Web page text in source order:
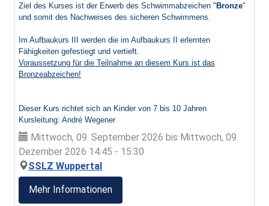
Ziel des Kurses ist der Erwerb des Schwimmabzeichen "Bronze"
und somit des Nachweises des sicheren Schwimmens.
Im Aufbaukurs III werden die im Aufbaukurs II erlernten
Fähigkeiten gefestiegt und vertieft.
Voraussetzung für die Teilnahme an diesem Kurs ist das
Bronzeabzeichen!
Dieser Kurs richtet sich an Kinder von 7 bis 10 Jahren
Kursleitung: André Wegener
Mittwoch, 09. September 2026 bis Mittwoch, 09.
Dezember 2026 14:45 - 15:30
SSLZ Wuppertal
Mehr Informationen